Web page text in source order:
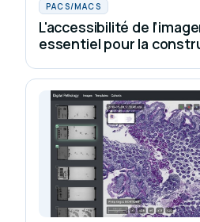
PACS/MACS
L'accessibilité de
essentiel pour la